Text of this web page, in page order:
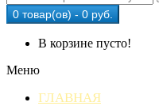
0 товар(ов) - 0 руб.
В корзине пусто!
Меню
ГЛАВНАЯ